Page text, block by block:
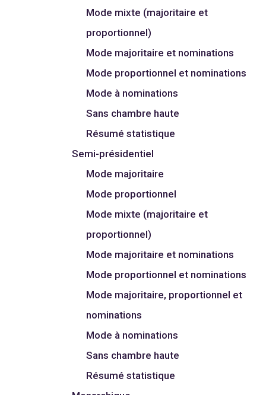
Mode mixte (majoritaire et
proportionnel)
Mode majoritaire et nominations
Mode proportionnel et nominations
Mode à nominations
Sans chambre haute
Résumé statistique
Semi-présidentiel
Mode majoritaire
Mode proportionnel
Mode mixte (majoritaire et
proportionnel)
Mode majoritaire et nominations
Mode proportionnel et nominations
Mode majoritaire, proportionnel et
nominations
Mode à nominations
Sans chambre haute
Résumé statistique